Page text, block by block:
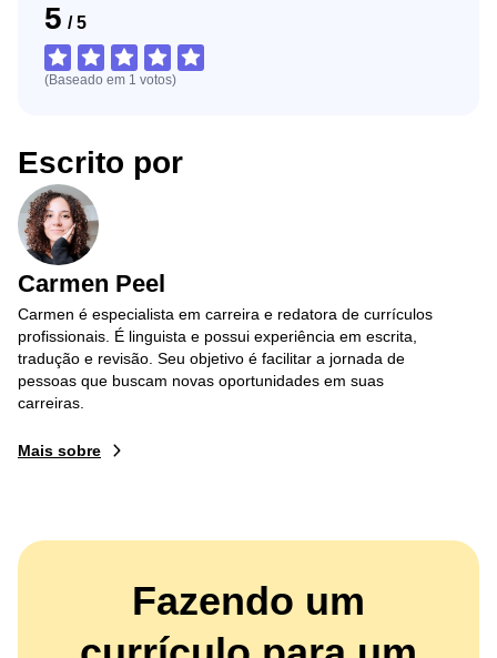
5 / 5
(Baseado em 1 votos)
Escrito por
Carmen Peel
Carmen é especialista em carreira e redatora de currículos
profissionais. É linguista e possui experiência em escrita,
tradução e revisão. Seu objetivo é facilitar a jornada de
pessoas que buscam novas oportunidades em suas
carreiras.
Mais sobre
Fazendo um